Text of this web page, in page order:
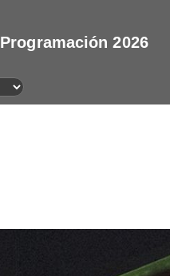
Programación 2026